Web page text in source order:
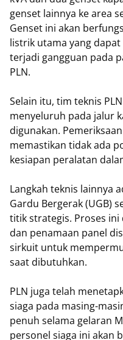
genset lainnya ke area
Genset ini akan
listrik utama yang
terjadi gangguan pada
PLN.
Selain itu, tim teknis
menyeluruh pada jalur
digunakan.
memastikan tidak ada
kesiapan peralatan
Langkah teknis lainnya
Gardu Bergerak (UGB)
titik strategis. Proses
dan penamaan panel
sirkuit untuk
saat dibutuhkan.
PLN juga telah
siaga pada masing-
penuh selama gelaran
personel siaga ini akan